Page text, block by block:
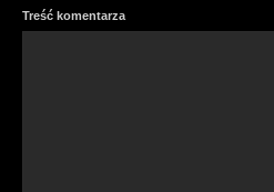
Treść komentarza